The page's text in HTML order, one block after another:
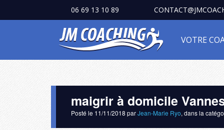
06 69 13 10 89
VOTRE
maigrir à domicile
Posté le 11/11/2018 parJean-Marie Ryo, dans la